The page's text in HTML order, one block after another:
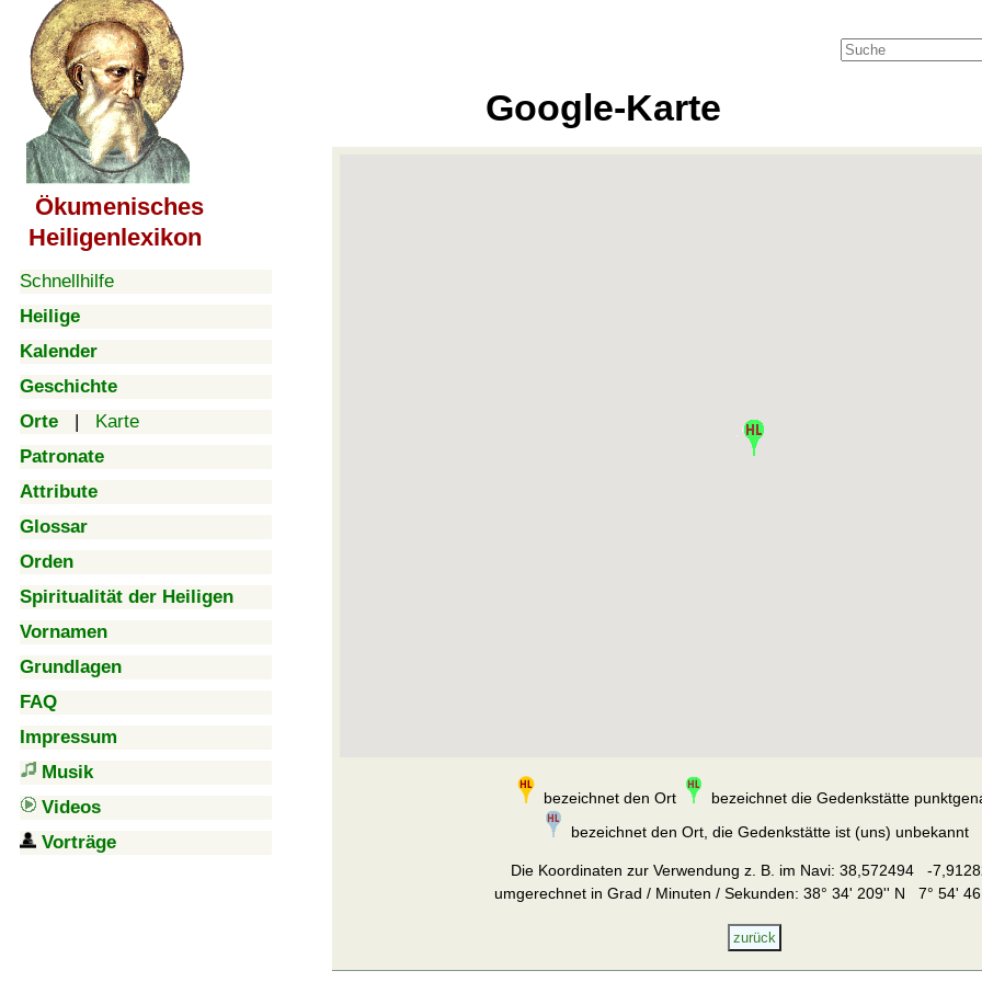
Ökumenisches
Heiligenlexikon
Schnellhilfe
Heilige
Kalender
Geschichte
Orte | Karte
Patronate
Attribute
Glossar
Orden
Spiritualität der Heiligen
Vornamen
Grundlagen
FAQ
Impressum
Musik
Videos
Vorträge
Google-Karte
bezeichnet den Ort
bezeichnet die Gedenkstätte
bezeichnet den Ort, die Gedenkstätte ist (uns) unbekannt
Die Koordinaten zur Verwendung z. B. im Navi: 38,572494 -
umgerechnet in Grad / Minuten / Sekunden: 38° 34' 209'' N 7° 54'